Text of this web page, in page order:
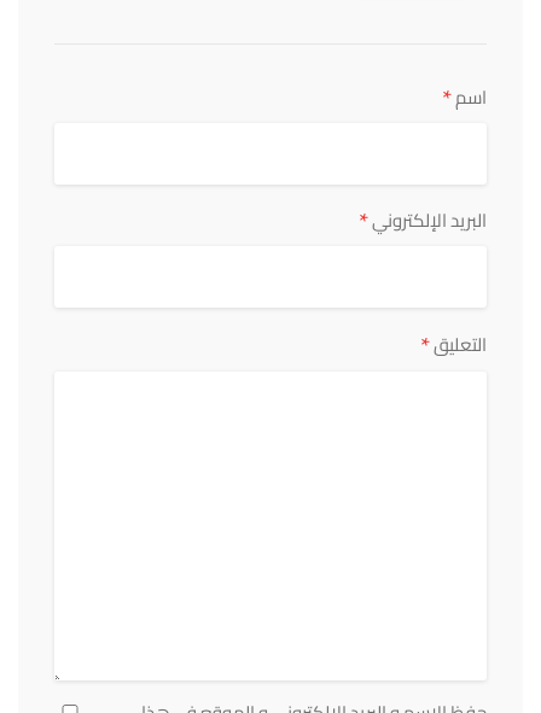
اسم*
البريد الإلكتروني*
التعليق*